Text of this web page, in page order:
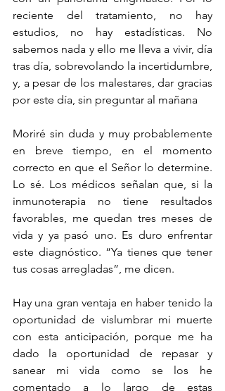
reciente del tratamiento, no hay
estudios, no hay estadísticas. No
sabemos nada y ello me lleva a vivir, día
tras día, sobrevolando la incertidumbre,
y, a pesar de los malestares, dar gracias
por este día, sin preguntar al mañana
Moriré sin duda y muy probablemente
en breve tiempo, en el momento
correcto en que el Señor lo determine.
Lo sé. Los médicos señalan que, si la
inmunoterapia no tiene resultados
favorables, me quedan tres meses de
vida y ya pasó uno. Es duro enfrentar
este diagnóstico. “Ya tienes que tener
tus cosas arregladas”, me dicen.
Hay una gran ventaja en haber tenido la
oportunidad de vislumbrar mi muerte
con esta anticipación, porque me ha
dado la oportunidad de repasar y
sanear mi vida como se los he
comentado a lo largo de estas